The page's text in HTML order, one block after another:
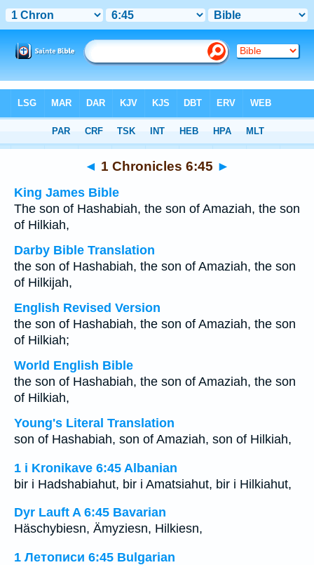
> 1 Chronicles 6:45
◄ 1 Chronicles 6:45 ►
King James Bible
The son of Hashabiah, the son of Amaziah, the son
of Hilkiah,
Darby Bible Translation
the son of Hashabiah, the son of Amaziah, the son
of Hilkijah,
English Revised Version
the son of Hashabiah, the son of Amaziah, the son
of Hilkiah;
World English Bible
the son of Hashabiah, the son of Amaziah, the son
of Hilkiah,
Young's Literal Translation
son of Hashabiah, son of Amaziah, son of Hilkiah,
1 i Kronikave 6:45 Albanian
bir i Hadshabiahut, bir i Amatsiahut, bir i Hilkiahut,
Dyr Lauft A 6:45 Bavarian
Häschybiesn, Ämyziesn, Hilkiesn,
1 Летописи 6:45 Bulgarian